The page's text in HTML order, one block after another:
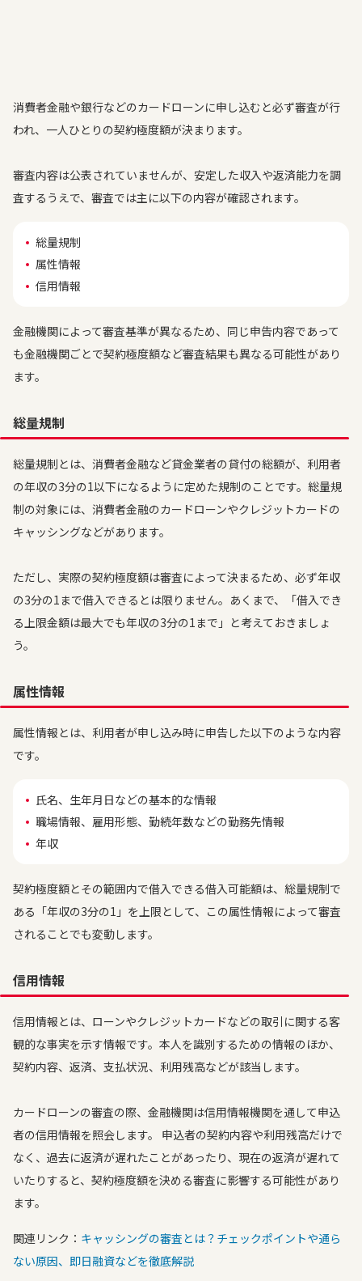
消費者金融や銀行などのカードローンに申し込むと必ず審査が行
われ、一人ひとりの契約極度額が決まります。
審査内容は公表されていませんが、安定した収入や返済能力を調
査するうえで、審査では主に以下の内容が確認されます。
総量規制
属性情報
信用情報
金融機関によって審査基準が異なるため、同じ申告内容であって
も金融機関ごとで契約極度額など審査結果も異なる可能性があり
ます。
総量規制
総量規制とは、消費者金融など貸金業者の貸付の総額が、利用者
の年収の3分の1以下になるように定めた規制のことです。総量規
制の対象には、消費者金融のカードローンやクレジットカードの
キャッシングなどがあります。
ただし、実際の契約極度額は審査によって決まるため、必ず年収
の3分の1まで借入できるとは限りません。あくまで、「借入でき
る上限金額は最大でも年収の3分の1まで」と考えておきましょ
う。
属性情報
属性情報とは、利用者が申し込み時に申告した以下のような内容
です。
氏名、生年月日などの基本的な情報
職場情報、雇用形態、勤続年数などの勤務先情報
年収
契約極度額とその範囲内で借入できる借入可能額は、総量規制で
ある「年収の3分の1」を上限として、この属性情報によって審査
されることでも変動します。
信用情報
信用情報とは、ローンやクレジットカードなどの取引に関する客
観的な事実を示す情報です。本人を識別するための情報のほか、
契約内容、返済、支払状況、利用残高などが該当します。
カードローンの審査の際、金融機関は信用情報機関を通して申込
者の信用情報を照会します。 申込者の契約内容や利用残高だけで
なく、過去に返済が遅れたことがあったり、現在の返済が遅れて
いたりすると、契約極度額を決める審査に影響する可能性があり
ます。
関連リンク： キャッシングの審査とは？チェックポイントや通ら
ない原因、即日融資などを徹底解説